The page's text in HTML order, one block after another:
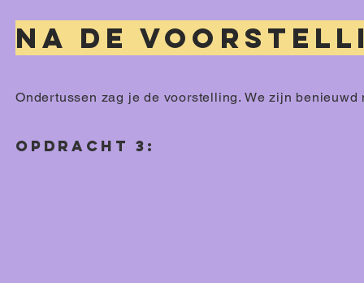
na de
Ondertussen zag je de voorstelling. We zijn
OPDRACHT 3: